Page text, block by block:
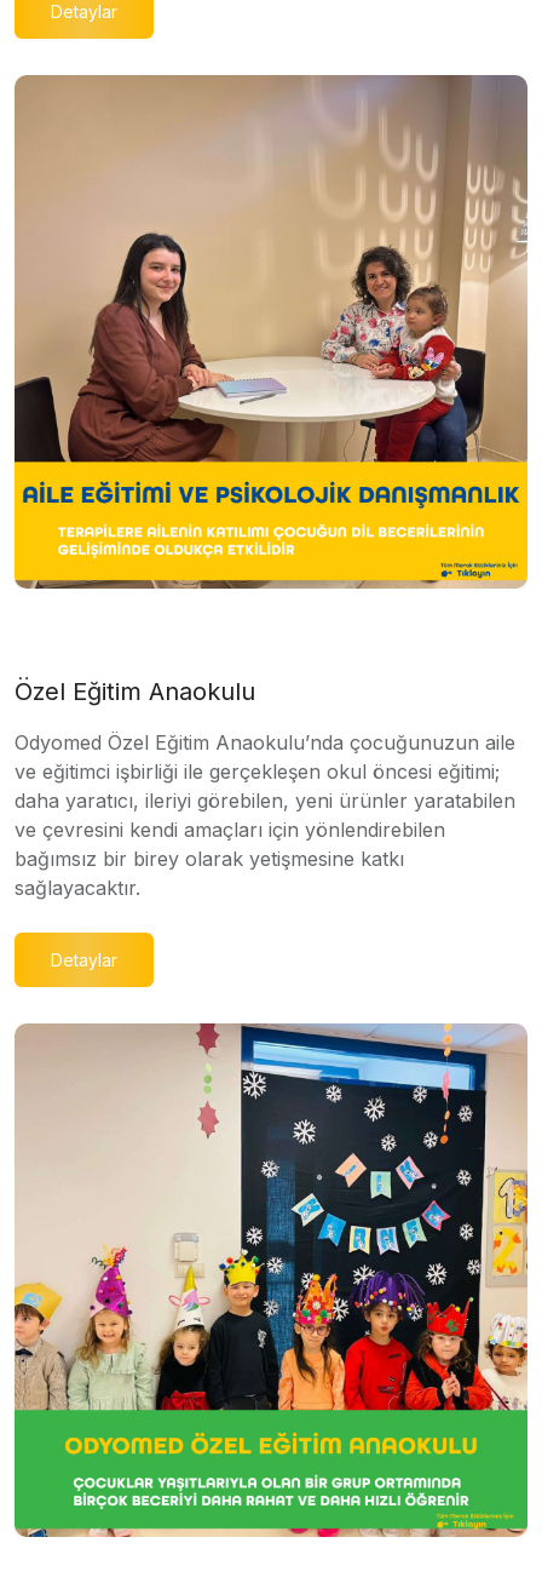
Detaylar
Özel Eğitim Anaokulu
Odyomed Özel Eğitim Anaokulu’nda çocuğunuzun aile
ve eğitimci işbirliği ile gerçekleşen okul öncesi eğitimi;
daha yaratıcı, ileriyi görebilen, yeni ürünler yaratabilen
ve çevresini kendi amaçları için yönlendirebilen
bağımsız bir birey olarak yetişmesine katkı
sağlayacaktır.
Detaylar